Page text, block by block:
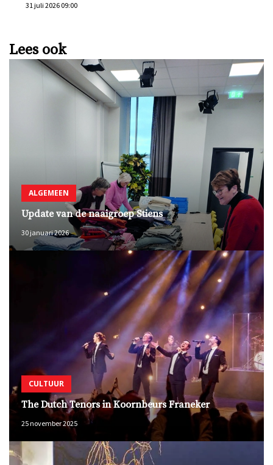
31 juli 2026 09:00
Lees ook
ALGEMEEN
Update van de naaigroep Stiens
30 januari 2026
CULTUUR
The Dutch Tenors in Koornbeurs Franeker
25 november 2025